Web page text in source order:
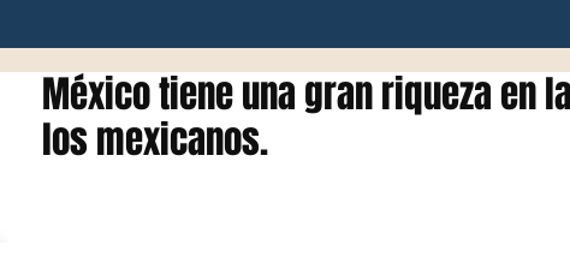
México tiene una gran riqueza en
los mexicanos.